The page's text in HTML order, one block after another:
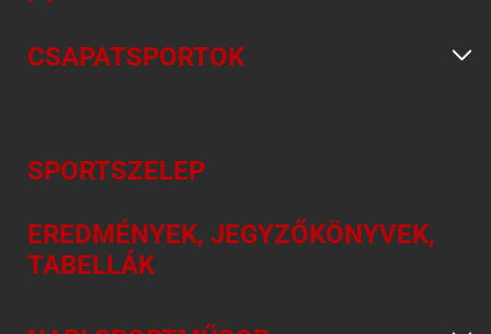
CSAPATSPORTOK
SPORTSZELEP
EREDMÉNYEK, JEGYZŐKÖNYVEK,
TABELLÁK